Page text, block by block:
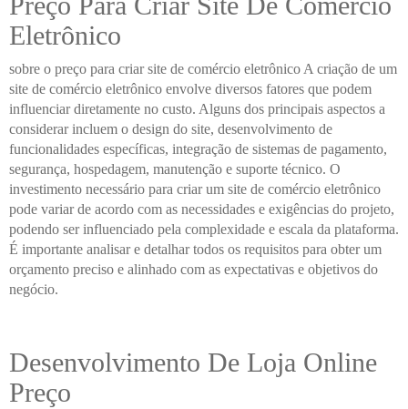
Eletrônico
sobre o preço para criar site de comércio eletrônico A criação de um
site de comércio eletrônico envolve diversos fatores que podem
influenciar diretamente no custo. Alguns dos principais aspectos a
considerar incluem o design do site, desenvolvimento de
funcionalidades específicas, integração de sistemas de pagamento,
segurança, hospedagem, manutenção e suporte técnico. O
investimento necessário para criar um site de comércio eletrônico
pode variar de acordo com as necessidades e exigências do projeto,
podendo ser influenciado pela complexidade e escala da plataforma.
É importante analisar e detalhar todos os requisitos para obter um
orçamento preciso e alinhado com as expectativas e objetivos do
negócio.
Desenvolvimento De Loja Online
Preço